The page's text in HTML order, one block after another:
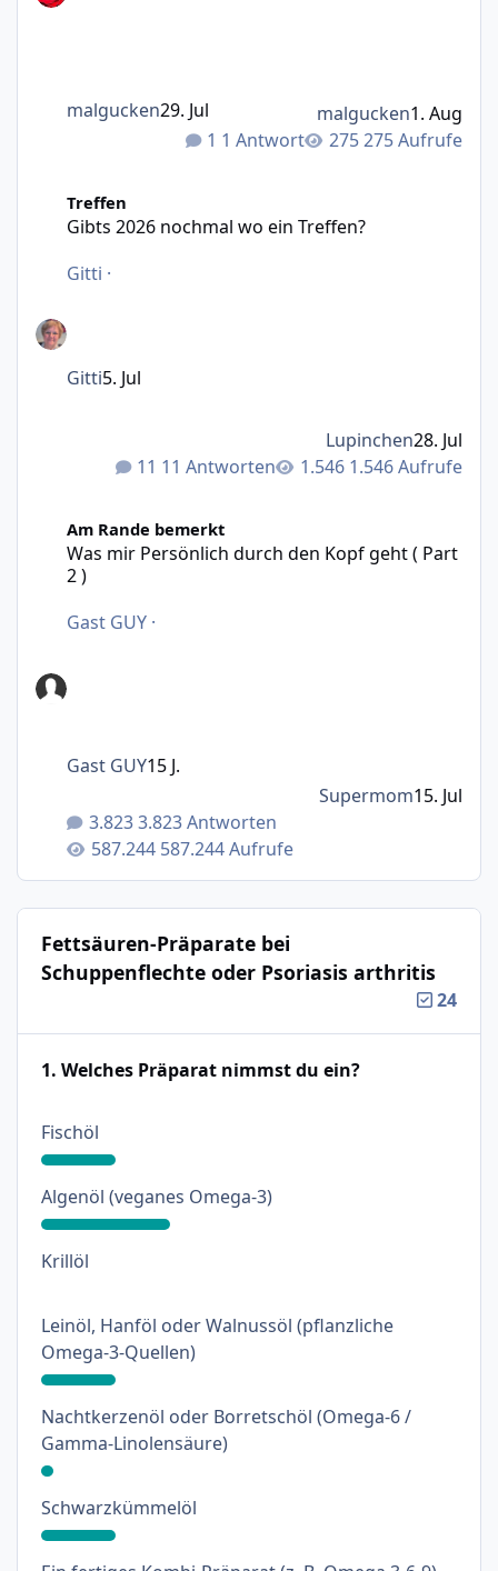
1 Antwort 275 Aufrufe
malgucken29. Jul malgucken1. Aug
Treffen
Gibts 2026 nochmal wo ein Treffen?
Gitti ·
11 Antworten 1.546 Aufrufe
Gitti5. Jul
Lupinchen28. Jul
Am Rande bemerkt
Was mir Persönlich durch den Kopf geht ( Part
2 )
Gast GUY ·
3.823 Antworten
587.244 Aufrufe
Gast GUY15 J.
Supermom15. Jul
Fettsäuren-Präparate bei
Schuppenflechte oder Psoriasis arthritis
24
1. Welches Präparat nimmst du ein?
Fischöl: 18%
Algenöl (veganes Omega-3): 31%
Krillöl: 0%
Leinöl, Hanföl oder Walnussöl (pflanzliche
Omega-3-Quellen): 18%
Nachtkerzenöl oder Borretschöl (Omega-6 /
Gamma-Linolensäure): 3%
Schwarzkümmelöl: 18%